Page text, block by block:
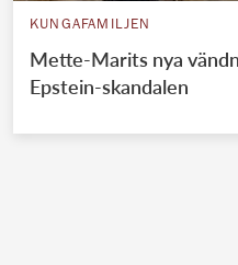
KUNGAFAMILJEN
Mette-Marits nya
Epstein-skandalen